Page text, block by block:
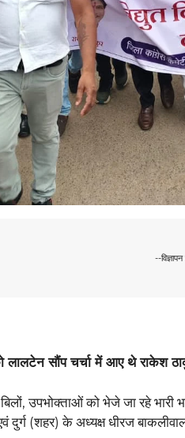
--
लालटेन सौंप चर्चा में आए थे राकेश
उपभोक्ताओं को भेजे जा रहे भारी
दुर्ग (शहर) के अध्यक्ष धीरज